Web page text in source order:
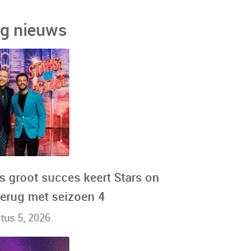
nieuws
groot succes keert Stars on
met seizoen 4
5, 2026